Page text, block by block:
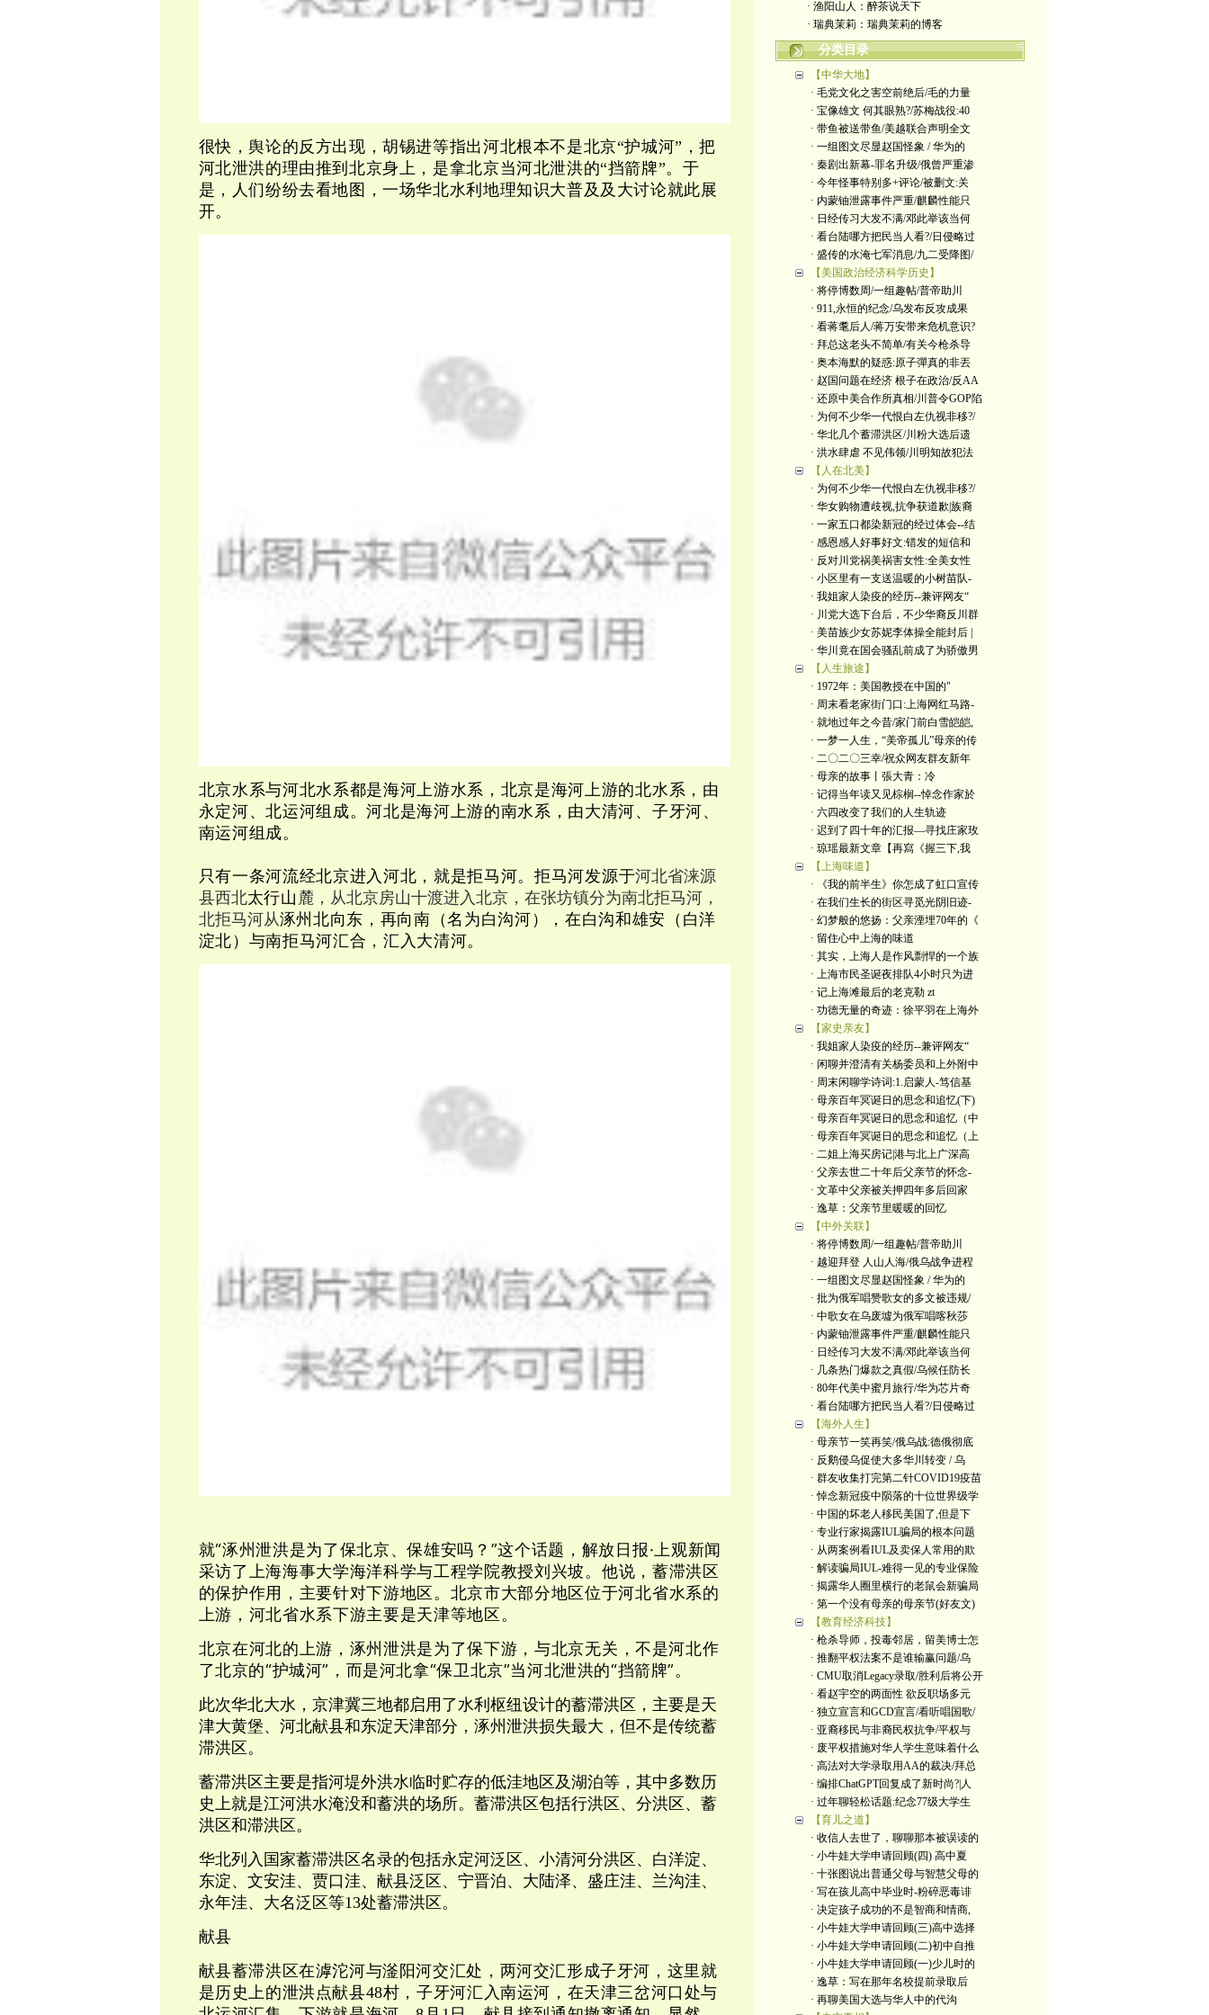
很快，舆论的反方出现，胡锡进等指出河北根本不是北京“护城河”，把
河北泄洪的理由推到北京身上，是拿北京当河北泄洪的“挡箭牌”。 于
是，人们纷纷去看地图，一场华北水利地理知识大普及及大讨论就此展
开。
北京水系与河北水系都是海河上游水系，北京是海河上游的北水系，由
永定河、北运河组成。河北是海河上游的南水系，由大清河、子牙河、
南运河组成。
只有一条河流经北京进入河北，就是拒马河。拒马河发源于河北省涞源
县西北太行山 麓，从北京房山十渡进入北京，在张坊镇分为南北拒马河，
北拒马河从涿州北向东，再向南（名为白沟河），在白沟和雄安（白洋
淀北）与南拒马河汇合，汇入大清河。
就“涿州泄洪是为了保北京、保雄安吗？”这个话题，解放日报·上观新闻
采访了上海海事大学海洋科学与工程学院教授刘兴坡。他说，蓄滞洪区
的保护作用，主要针对下游地区。北京市大部分地区位于河北省水系的
上游，河北省水系下游主要是天津等地区。
北京在河北的上游， 涿州泄洪是为了保下游，与北京无关 ，不是河北作
了北京的“护城河”，而是河北拿“保卫北京”当河北泄洪的“挡箭牌”。
此次华北大水，京津冀三地都启用了水利枢纽设计的蓄滞洪区，主要是天
津大黄堡、河北献县和东淀天津部分，涿州泄洪损失最大，但不是传统蓄
滞洪区。
蓄滞洪区主要是指河堤外洪水临时贮存的低洼地区及湖泊等，其中多数历
史上就是江河洪水淹没和蓄洪的场所。蓄滞洪区包括行洪区、分洪区、蓄
洪区和滞洪区。
华北列入国家蓄滞洪区名录的包括永定河泛区、小清河分洪区、白洋淀、
东淀、文安洼、贾口洼、献县泛区、宁晋泊、大陆泽、盛庄洼、兰沟洼、
永年洼、大名泛区等13处蓄滞洪区。
献县
献县蓄滞洪区在滹沱河与滏阳河交汇处，两河交汇形成子牙河，这里就
是历史上的泄洪点献县48村，子牙河汇入南运河，在天津三岔河口处与
· 渔阳山人：醉茶说天下
· 瑞典茉莉：瑞典茉莉的博客
分类目录
【中华大地】
· 毛党文化之害空前绝后/毛的力量
· 宝像雄文 何其眼熟?/苏梅战役:40
· 带鱼被送带鱼/美越联合声明全文
· 一组图文尽显赵国怪象 / 华为的
· 秦剧出新幕-罪名升级/俄曾严重渗
· 今年怪事特别多+评论/被删文:关
· 内蒙铀泄露事件严重/麒麟性能只
· 日经传习大发不满/邓此举该当何
· 看台陆哪方把民当人看?/日侵略过
· 盛传的水淹七军消息/九二受降图/
【美国政治经济科学历史】
· 将停博数周/一组趣帖/普帝助川
· 911,永恒的纪念/乌发布反攻成果
· 看蒋耄后人/蒋万安带来危机意识?
· 拜总这老头不简单/有关今枪杀导
· 奥本海默的疑惑:原子彈真的非丟
· 赵国问题在经济 根子在政治/反AA
· 还原中美合作所真相/川普令GOP陷
· 为何不少华一代恨白左仇视非移?/
· 华北几个蓄滞洪区/川粉大选后遗
· 洪水肆虐 不见伟领/川明知故犯法
【人在北美】
· 为何不少华一代恨白左仇视非移?/
· 华女购物遭歧视,抗争获道歉|族裔
· 一家五口都染新冠的经过体会--结
· 感恩感人好事好文:错发的短信和
· 反对川党祸美祸害女性:全美女性
· 小区里有一支送温暖的小树苗队-
· 我姐家人染疫的经历--兼评网友“
· 川党大选下台后，不少华裔反川群
· 美苗族少女苏妮李体操全能封后 |
· 华川竟在国会骚乱前成了为骄傲男
【人生旅途】
· 1972年：美国教授在中国的"
· 周末看老家街门口:上海网红马路-
· 就地过年之今昔/家门前白雪皑皑,
· 一梦一人生，“美帝孤儿”母亲的传
· 二〇二〇三幸/祝众网友群友新年
· 母亲的故事丨張大青：​冷
· 记得当年读又见棕榈--悼念作家於
· 六四改变了我们的人生轨迹
· 迟到了四十年的汇报—寻找庄家玫
· 琼瑶最新文章【再寫《握三下,我
【上海味道】
· 《我的前半生》你怎成了虹口宣传
· 在我们生长的街区寻觅光阴旧迹-
· 幻梦般的悠扬：父亲湮埋70年的《
· 留住心中上海的味道
· 其实，上海人是作风剽悍的一个族
· 上海市民圣诞夜排队4小时只为进
· 记上海滩最后的老克勒 zt
· 功德无量的奇迹：徐平羽在上海外
【家史亲友】
· 我姐家人染疫的经历--兼评网友“
· 闲聊并澄清有关杨委员和上外附中
· 周末闲聊学诗词:1.启蒙人-笃信基
· 母亲百年冥诞日的思念和追忆(下)
· 母亲百年冥诞日的思念和追忆（中
· 母亲百年冥诞日的思念和追忆（上
· 二姐上海买房记|港与北上广深高
· 父亲去世二十年后父亲节的怀念-
· 文革中父亲被关押四年多后回家
· 逸草：父亲节里暖暖的回忆
【中外关联】
· 将停博数周/一组趣帖/普帝助川
· 越迎拜登 人山人海/俄乌战争进程
· 一组图文尽显赵国怪象 / 华为的
· 批为俄军唱赞歌女的多文被违规/
· 中歌女在乌废墟为俄军唱喀秋莎
· 内蒙铀泄露事件严重/麒麟性能只
· 日经传习大发不满/邓此举该当何
· 几条热门爆款之真假/乌候任防长
· 80年代美中蜜月旅行/华为芯片奇
· 看台陆哪方把民当人看?/日侵略过
【海外人生】
· 母亲节一笑再笑/俄乌战:德俄彻底
· 反鹅侵乌促使大多华川转变 / 乌
· 群友收集打完第二针COVID19疫苗
· 悼念新冠疫中陨落的十位世界级学
· 中国的坏老人移民美国了,但是下
· 专业行家揭露IUL骗局的根本问题
· 从两案例看IUL及卖保人常用的欺
· 解读骗局IUL-难得一见的专业保险
· 揭露华人圈里横行的老鼠会新骗局
· 第一个没有母亲的母亲节(好友文)
【教育经济科技】
· 枪杀导师，投毒邻居，留美博士怎
· 推翻平权法案不是谁输赢问题/乌
· CMU取消Legacy录取/胜利后将公开
· 看赵宇空的两面性 欲反职场多元
· 独立宣言和GCD宣言/看听唱国歌/
· 亚裔移民与非裔民权抗争/平权与
· 废平权措施对华人学生意味着什么
· 高法对大学录取用AA的裁决/拜总
· 编排ChatGPT回复成了新时尚?|人
· 过年聊轻松话题:纪念77级大学生
【育儿之道】
· 收信人去世了，聊聊那本被误读的
· 小牛娃大学申请回顾(四) 高中夏
· 十张图说出普通父母与智慧父母的
· 写在孩儿高中毕业时-粉碎恶毒诽
· 决定孩子成功的不是智商和情商,
· 小牛娃大学申请回顾(三)高中选择
· 小牛娃大学申请回顾(二)初中自推
· 小牛娃大学申请回顾(一)少儿时的
· 逸草：写在那年名校提前录取后
· 再聊美国大选与华人中的代沟